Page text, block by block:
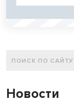
Новости